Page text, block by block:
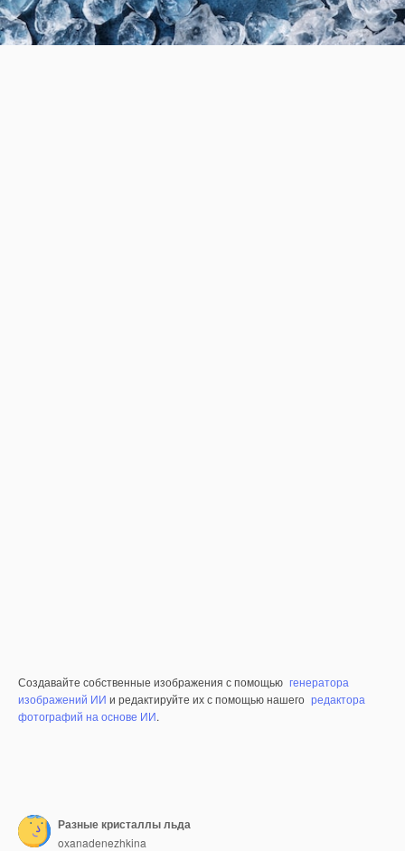
Создавайте собственные изображения с помощью генератора
изображений ИИ и редактируйте их с помощью нашего редактора
фотографий на основе ИИ.
Разные кристаллы льда
oxanadenezhkina